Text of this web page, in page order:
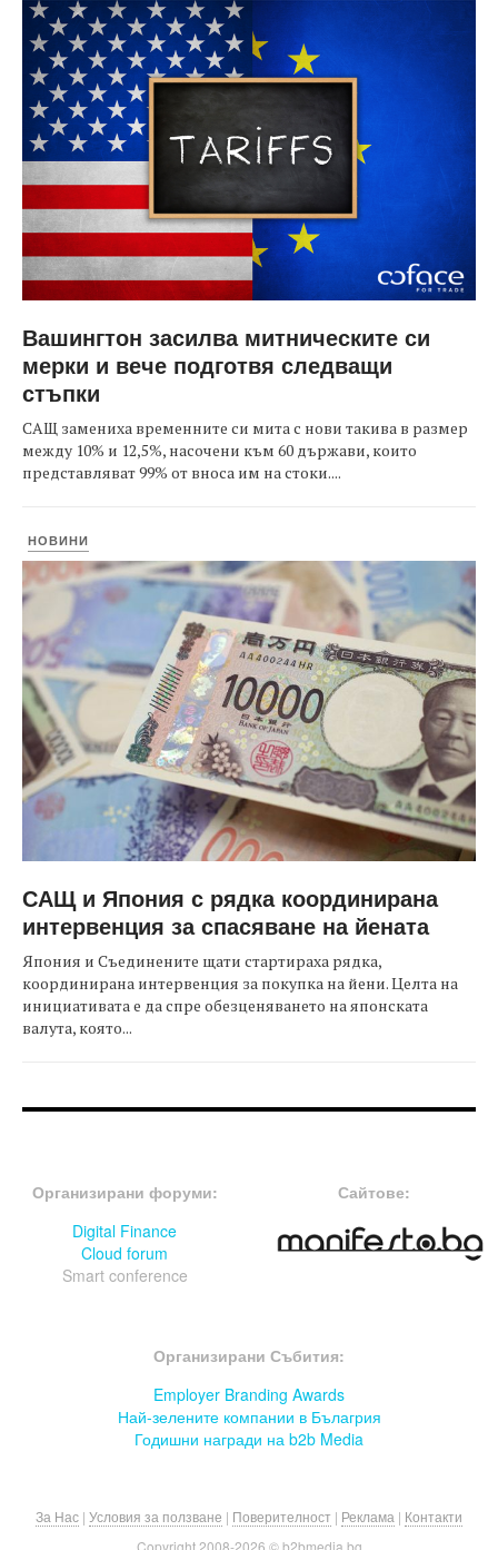
Вашингтон засилва митническите си
мерки и вече подготвя следващи
стъпки
САЩ замениха временните си мита с нови такива в размер
между 10% и 12,5%, насочени към 60 държави, които
представляват 99% от вноса им на стоки....
НОВИНИ
САЩ и Япония с рядка координирана
интервенция за спасяване на йената
Япония и Съединените щати стартираха рядка,
координирана интервенция за покупка на йени. Целта на
инициативата е да спре обезценяването на японската
валута, която...
Организирани форуми:
Digital Finance
Cloud forum
Smart conference
Сайтове:
Организирани Събития:
Employer Branding Awards
Най-зелените компании в Бълагрия
Годишни награди на b2b Media
За Нас | Условия за ползване | Поверителност | Реклама | Контакти
Copyright 2008-2026 © b2bmedia.bg